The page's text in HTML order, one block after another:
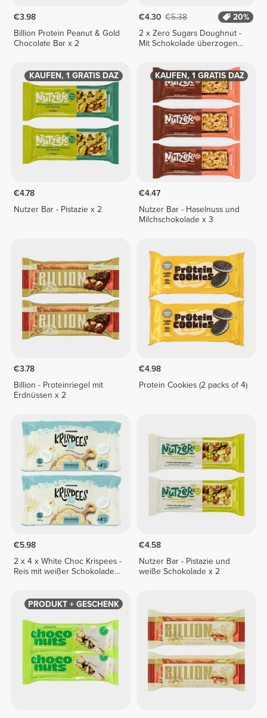
€3.98
Billion Protein Peanut & Gold
Chocolate Bar x 2
€4.30 €5.38
20%
2 x Zero Sugars Doughnut -
Mit Schokolade überzogen
3 KAUFEN, 1 GRATIS DAZU
€4.78
Nutzer Bar - Pistazie x 2
2 KAUFEN, 1 GRATIS DAZU
€4.47
Nutzer Bar - Haselnuss und
Milchschokolade x 3
€3.78
Billion - Proteinriegel mit
Erdnüssen x 2
€4.98
Protein Cookies (2 packs of 4)
€5.98
2 x 4 x White Choc Krispees -
Reis mit weißer Schokolade
€4.58
Nutzer Bar - Pistazie und
weiße Schokolade x 2
PRODUKT + GESCHENK